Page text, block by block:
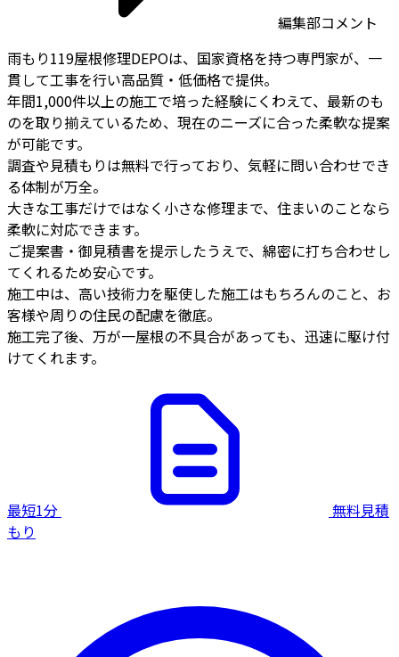
編集部コメント
雨もり119屋根修理DEPOは、国家資格を持つ専門家が、一
貫して工事を行い高品質・低価格で提供。
年間1,000件以上の施工で培った経験にくわえて、最新のも
のを取り揃えているため、現在のニーズに合った柔軟な提案
が可能です。
調査や見積もりは無料で行っており、気軽に問い合わせでき
る体制が万全。
大きな工事だけではなく小さな修理まで、住まいのことなら
柔軟に対応できます。
ご提案書・御見積書を提示したうえで、綿密に打ち合わせし
てくれるため安心です。
施工中は、高い技術力を駆使した施工はもちろんのこと、お
客様や周りの住民の配慮を徹底。
施工完了後、万が一屋根の不具合があっても、迅速に駆け付
けてくれます。
最短1分
無料見積
もり